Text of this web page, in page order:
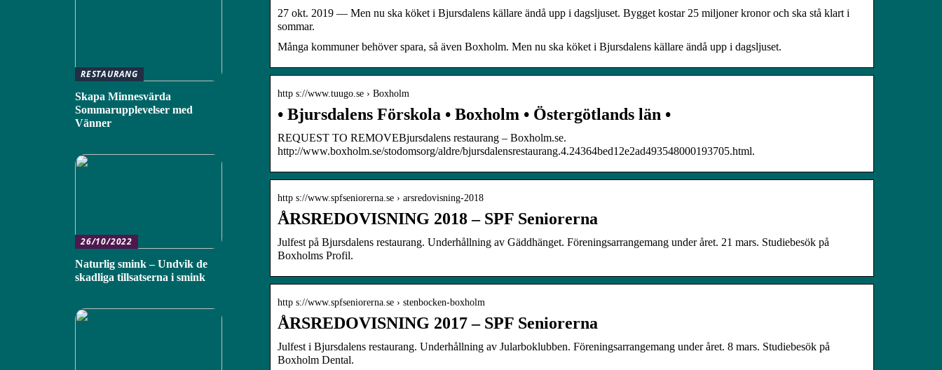
27 okt. 2019 — Men nu ska köket i Bjursdalens källare ändå upp i dagsljuset. Bygget kostar 25 miljoner kronor och ska stå klart i
sommar.
Många kommuner behöver spara, så även Boxholm. Men nu ska köket i Bjursdalens källare ändå upp i dagsljuset.
http s://www.tuugo.se › Boxholm
• Bjursdalens Förskola • Boxholm • Östergötlands län •
REQUEST TO REMOVEBjursdalens restaurang – Boxholm.se.
http://www.boxholm.se/stodomsorg/aldre/bjursdalensrestaurang.4.24364bed12e2ad493548000193705.html.
http s://www.spfseniorerna.se › arsredovisning-2018
ÅRSREDOVISNING 2018 – SPF Seniorerna
Julfest på Bjursdalens restaurang. Underhållning av Gäddhänget. Föreningsarrangemang under året. 21 mars. Studiebesök på
Boxholms Profil.
http s://www.spfseniorerna.se › stenbocken-boxholm
ÅRSREDOVISNING 2017 – SPF Seniorerna
Julfest i Bjursdalens restaurang. Underhållning av Jularboklubben. Föreningsarrangemang under året. 8 mars. Studiebesök på
Boxholm Dental.
RESTAURANG
Skapa Minnesvärda
Sommarupplevelser med
Vänner
26/10/2022
Naturlig smink – Undvik de
skadliga tillsatserna i smink